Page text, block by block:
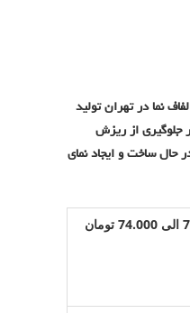
نما در تهران تولید
جلوگیری از ریزش
حال ساخت و ایجاد نمای
الی 74.000 تومان